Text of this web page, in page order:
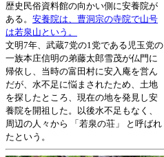
歴史民俗資料館の向かい側に安養院が
ある。 安養院は、曹洞宗の寺院で山号
は若泉山という。
文明7年、武蔵7党の1党である児玉党の
一族本庄信明の弟藤太郎雪茂が仏門に
帰依し、当時の富田村に安入庵を営ん
だが、水不足に悩まされたため、土地
を探したところ、現在の地を発見し安
養院を開祖した。以後水不足もなく、
周辺の人々から 「若泉の荘」 と呼ばれ
たという。